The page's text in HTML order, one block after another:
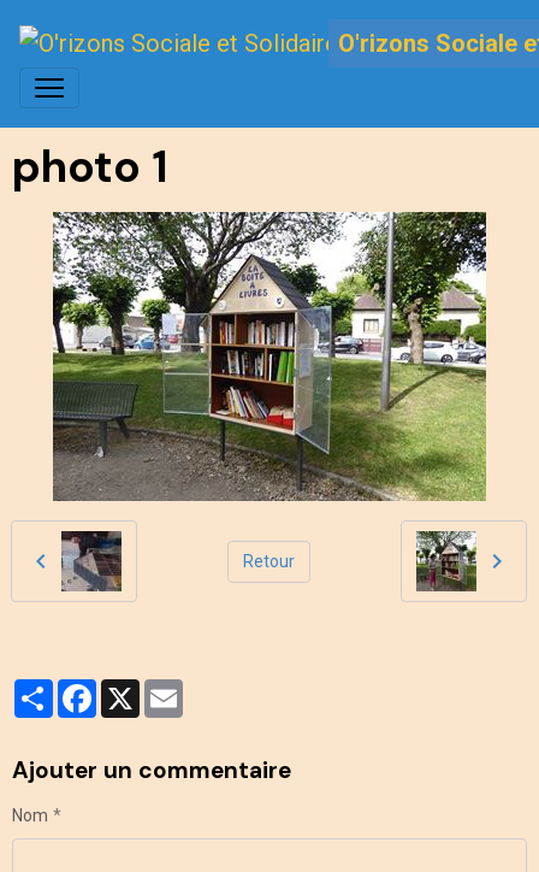
O'rizons Sociale
photo 1
Retour
PartagerFacebook
X
Ajouter un commentaire
Nom